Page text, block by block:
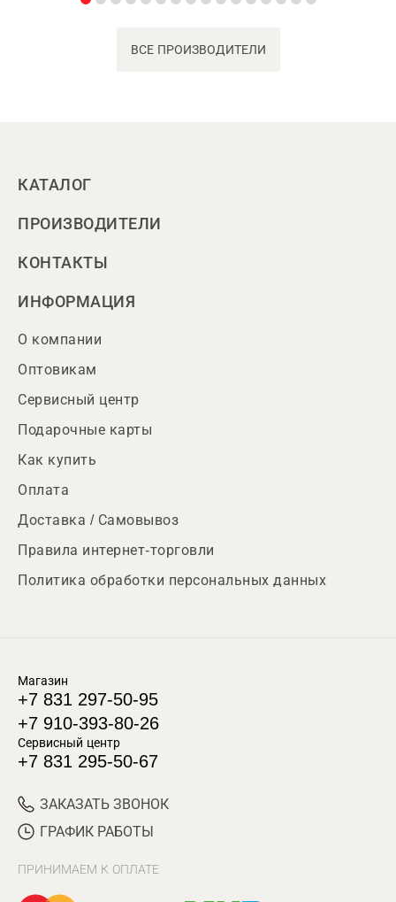
ВСЕ ПРОИЗВОДИТЕЛИ
КАТАЛОГ
ПРОИЗВОДИТЕЛИ
КОНТАКТЫ
ИНФОРМАЦИЯ
О компании
Оптовикам
Сервисный центр
Подарочные карты
Как купить
Оплата
Доставка / Самовывоз
Правила интернет-торговли
Политика обработки персональных данных
Магазин
+7 831 297-50-95
+7 910-393-80-26
Сервисный центр
+7 831 295-50-67
ЗАКАЗАТЬ ЗВОНОК
ГРАФИК РАБОТЫ
ПРИНИМАЕМ К ОПЛАТЕ